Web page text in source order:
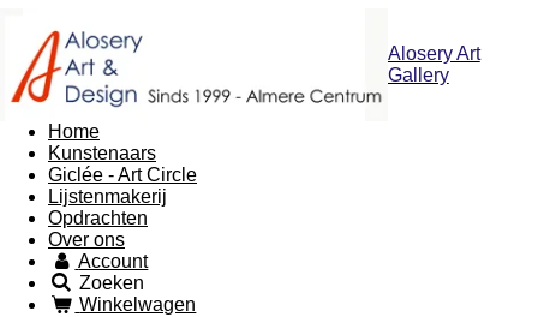
Alosery Art
Gallery
Home
Kunstenaars
Giclée - Art Circle
Lijstenmakerij
Opdrachten
Over ons
Account
Zoeken
Winkelwagen